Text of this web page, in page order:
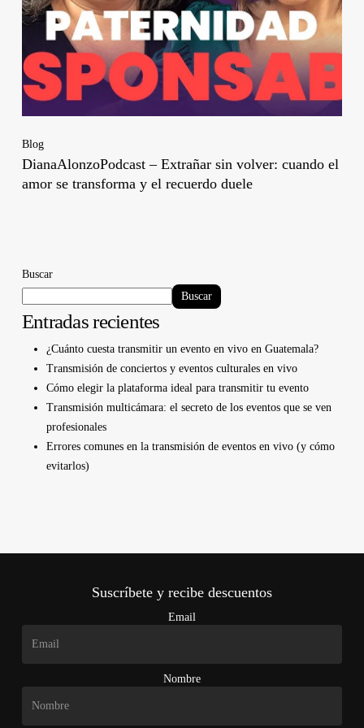
Blog
DianaAlonzoPodcast – Extrañar sin volver: cuando el
amor se transforma y el recuerdo duele
Buscar
Buscar
Entradas recientes
¿Cuánto cuesta transmitir un evento en vivo en Guatemala?
Transmisión de conciertos y eventos culturales en vivo
Cómo elegir la plataforma ideal para transmitir tu evento
Transmisión multicámara: el secreto de los eventos que se ven
profesionales
Errores comunes en la transmisión de eventos en vivo (y cómo
evitarlos)
Suscríbete y recibe descuentos
Email
Nombre